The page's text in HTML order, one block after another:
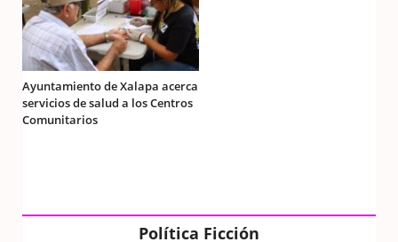
Ayuntamiento de Xalapa acerca
servicios de salud a los Centros
Comunitarios
Política Ficción